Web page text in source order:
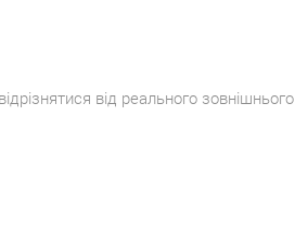
від реального зовнішнього